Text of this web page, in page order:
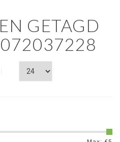
GETAGD